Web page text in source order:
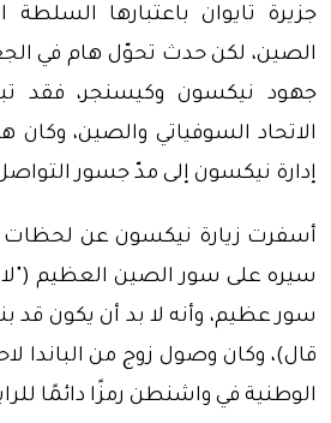
جزيرة تايوان باعتبارها
الصين، لكن حدث تحوّل هام في
جهود نيكسون وكيسنجر، فقد
الاتحاد السوفياتي والصين، وكان
إدارة نيكسون إلى مدّ جسور
أسفرت زيارة نيكسون عن لحظات
سيره على سور الصين العظيم ("لا
سور عظيم، وأنه لا بد أن يكون
قال)، وكان وصول زوج من الباندا
الوطنية في واشنطن رمزًا دائمًا